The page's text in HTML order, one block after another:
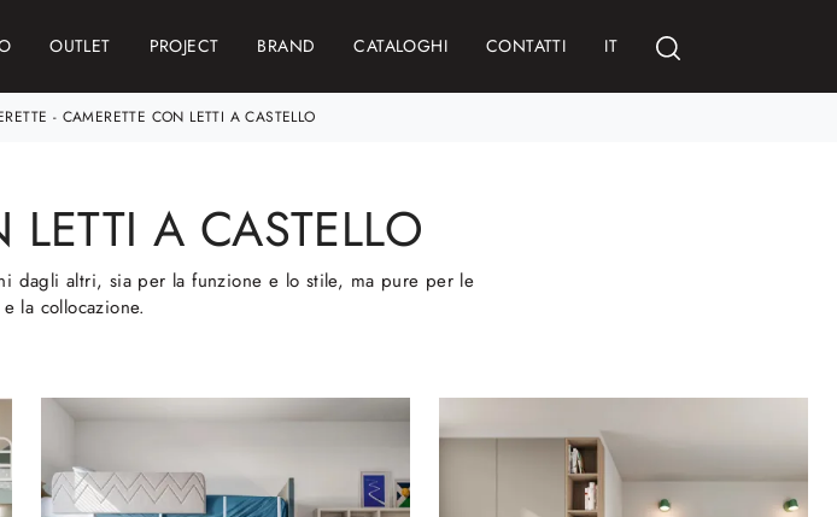
OUTLET PROJECT BRAND CATALOGHI CONTATTI IT
- CAMERETTE CON LETTI A CASTELLO
A CASTELLO
dagli altri, sia per la funzione e lo stile, ma pure per le
la collocazione.